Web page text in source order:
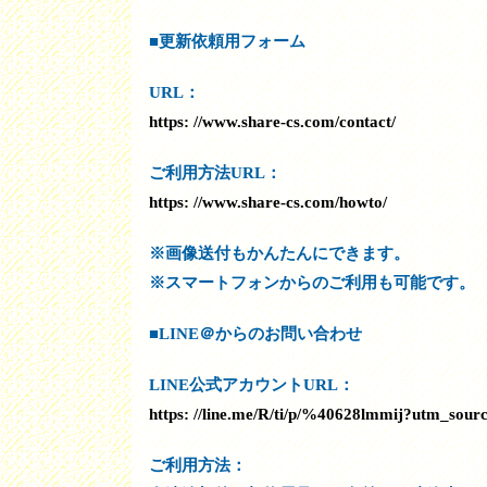
■更新依頼用フォーム
URL：
https: //www.share-cs.com/contact/
ご利用方法URL：
https: //www.share-cs.com/howto/
※画像送付もかんたんにできます。
※スマートフォンからのご利用も可能です。
■LINE＠からのお問い合わせ
LINE公式アカウントURL：
https: //line.me/R/ti/p/
ご利用方法：